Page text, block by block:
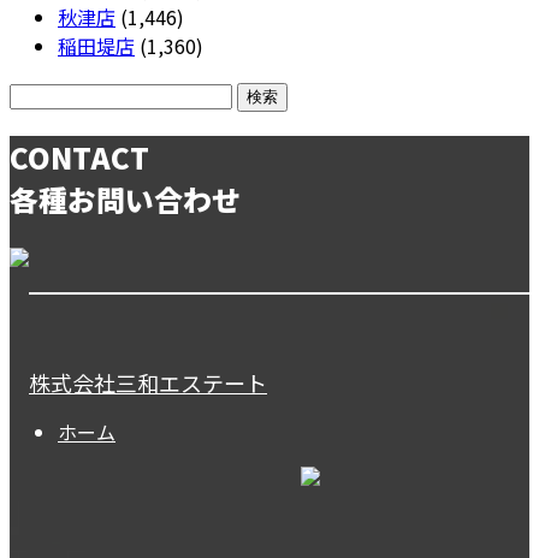
秋津店 (1,446)
稲田堤店 (1,360)
CONTACT
各種お問い合わせ
株式会社三和エステート
ホーム